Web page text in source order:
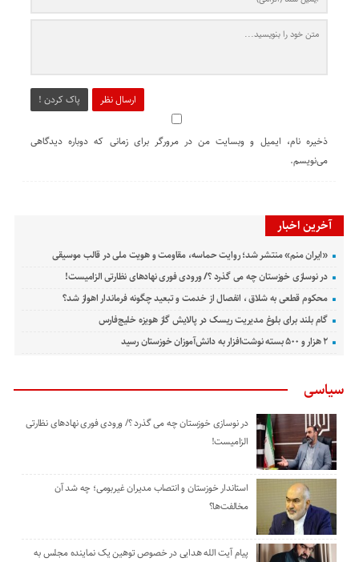
ارسال نظر پاک کردن !
ذخیره نام، ایمیل و وبسایت من در مرورگر برای زمانی که دوباره دیدگاهی
می‌نویسم.
آخرین اخبار
«ایران منم» منتشر شد؛ روایت حماسه، مقاومت و هویت ملی در قالب موسیقی
در نوسازی خوزستان چه می گذرد ؟/ ورودی فوری نهادهای نظارتی الزامیست!
محکوم قطعی به شلاق ، انفصال از خدمت و تبعید چگونه فرماندار اهواز شد؟
گام بلند برای بلوغ مدیریت ریسک در پالایش گاز هویزه خلیج‌فارس
۲ هزار و ۵۰۰ بسته نوشت‌افزار به دانش‌آموزان خوزستان رسید
سیاسی
در نوسازی خوزستان چه می گذرد ؟/ ورودی فوری نهادهای نظارتی
الزامیست!
استاندار خوزستان و انتصاب مدیران غیربومی؛ چه شد آن
مخالفت‌ها؟
پیام آیت الله هدایی در خصوص توهین یک نماینده مجلس به